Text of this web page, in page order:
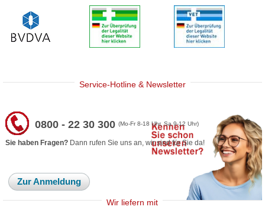
Service-Hotline & Newsletter
0800 - 22 30 300(Mo-Fr 8-18 Uhr, Sa 9-12 Uhr)
Sie haben Fragen? Dann rufen Sie uns an, wir sind für Sie da!
Zur Anmeldung
Wir liefern mit